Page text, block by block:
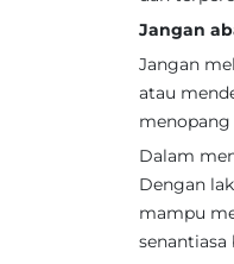
Jangan
Jangan
atau
menopang
Dalam
Dengan
mampu